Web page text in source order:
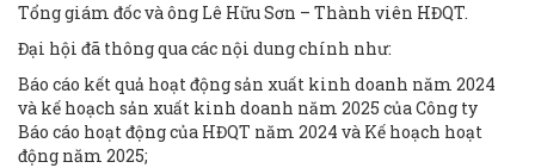
Tổng giám đốc và ông Lê Hữu Sơn – Thành viên HĐQT.
Đại hội đã thông qua các nội dung chính như:
Báo cáo kết quả hoạt động sản xuất kinh doanh năm 2024
và kế hoạch sản xuất kinh doanh năm 2025 của Công ty
Báo cáo hoạt động của HĐQT năm 2024 và Kế hoạch hoạt
động năm 2025;